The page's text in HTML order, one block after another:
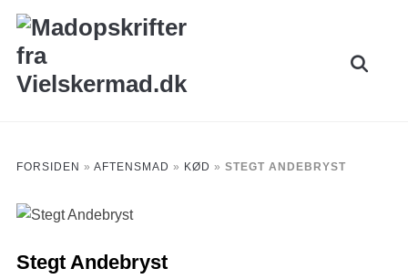
Skip
content
Search
FORSIDEN » AFTENSMAD » KØD » STEGT ANDEBRYST
Stegt Andebryst